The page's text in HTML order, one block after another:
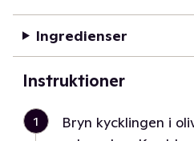
Ingredienser
Instruktioner
1
Bryn kycklingen i